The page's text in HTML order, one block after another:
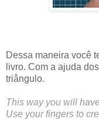
Dessa maneira você
livro. Com a ajuda
triângulo.
This way you will
Use your fingers to